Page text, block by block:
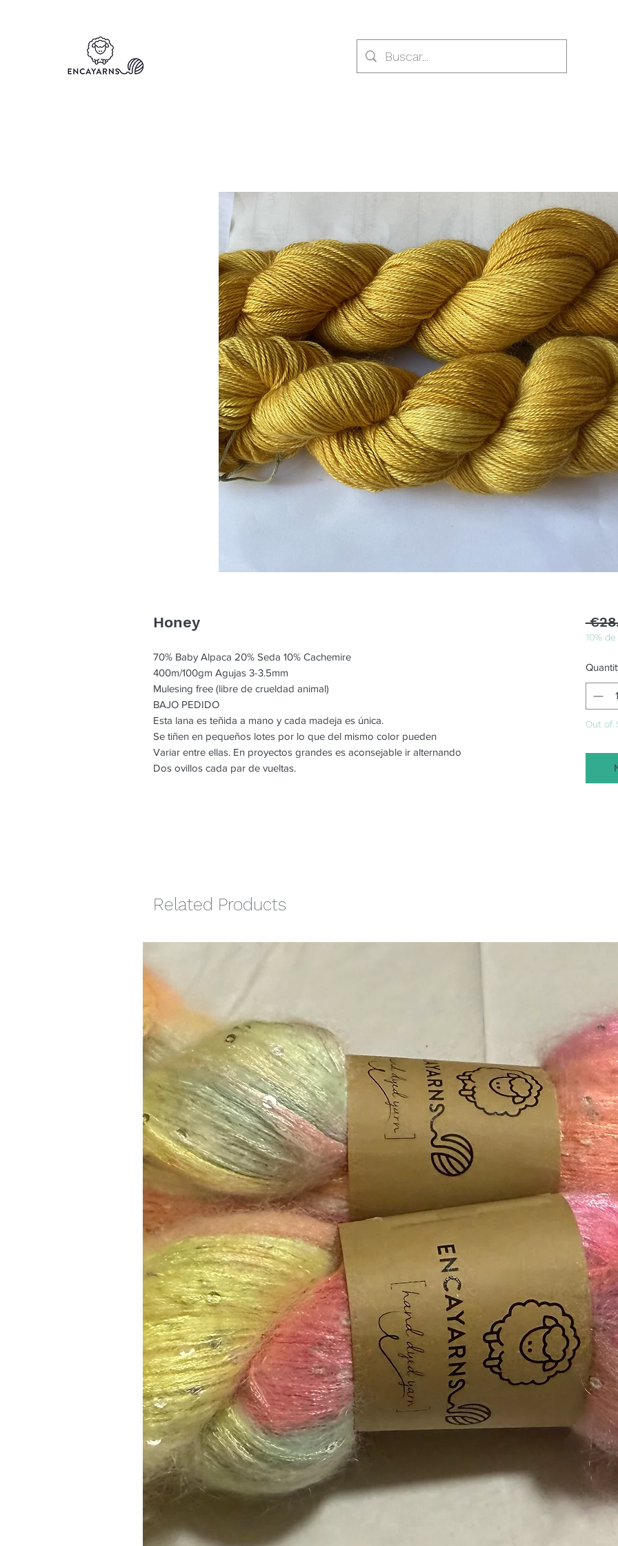
Honey
70% Baby Alpaca 20% Seda 10% Cachemire
400m/100gm Agujas 3-3.5mm
Mulesing free (libre de crueldad animal)
BAJO PEDIDO
Esta lana es teñida a mano y cada madeja es única.
Se tiñen en pequeños lotes por lo que del mismo color pueden
Variar entre ellas. En proyectos grandes es aconsejable ir alternando
Dos ovillos cada par de vueltas.
10%
Out of
Related Products